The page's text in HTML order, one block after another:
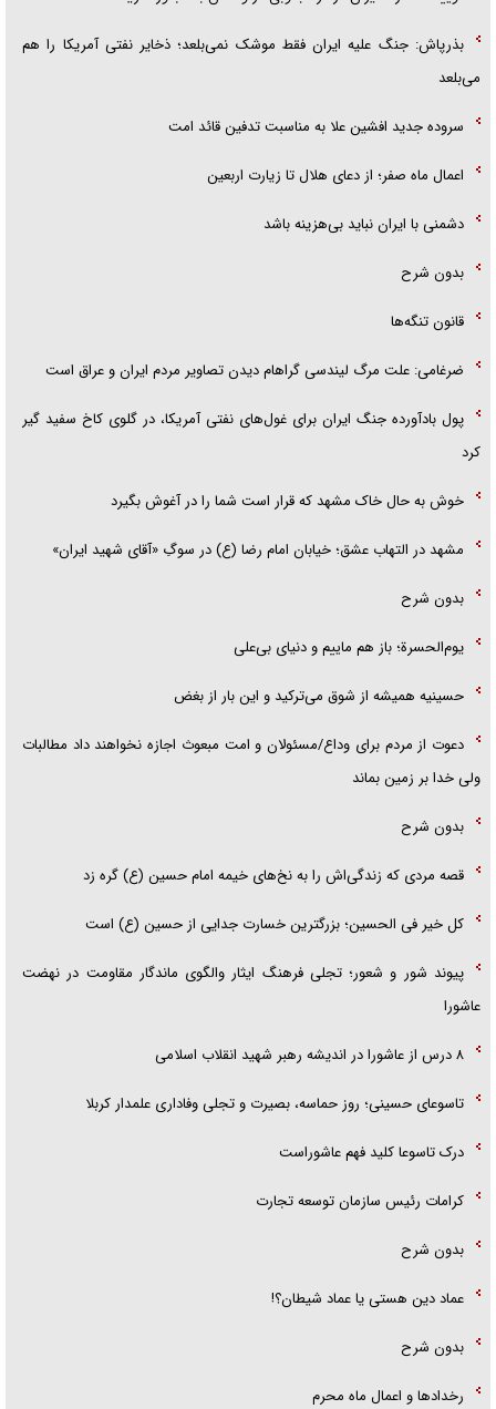
بذرپاش: ‏جنگ علیه ایران فقط موشک نمی‌بلعد؛ ذخایر نفتی آمریکا را هم
می‌بلعد
سروده جدید افشین علا به مناسبت تدفین قائد امت
اعمال ماه صفر؛ از دعای هلال تا زیارت اربعین
دشمنی با ایران نباید بی‌هزینه باشد
بدون شرح
قانون تنگه‌ها
ضرغامی: علت مرگ لیندسی گراهام دیدن تصاویر مردم ایران و عراق است
پول بادآورده جنگ ایران برای غول‌های نفتی آمریکا، در گلوی کاخ سفید گیر
کرد
خوش به حال خاک مشهد که قرار است شما را در آغوش بگیرد
مشهد در التهاب عشق؛ خیابان امام رضا (ع) در سوگِ «آقای شهید ایران»
بدون شرح
یوم‌الحسرة؛ باز هم ماییم و دنیای بی‌علی
حسینیه همیشه از شوق می‌ترکید و این بار از بغض
دعوت از مردم برای وداع/مسئولان و امت مبعوث اجازه نخواهند داد مطالبات
ولی خدا بر زمین بماند
بدون شرح
قصه مردی که زندگی‌اش را به نخ‌های خیمه امام حسین (ع) گره زد
کل خیر فی الحسین؛ بزرگترین خسارت جدایی از حسین (ع) است
پیوند شور و شعور؛ تجلی فرهنگ ایثار والگوی ماندگار مقاومت در نهضت
عاشورا
۸ درس از عاشورا در اندیشه رهبر شهید انقلاب اسلامی
تاسوعای حسینی؛ روز حماسه، بصیرت و تجلی وفاداری علمدار کربلا
درک تاسوعا کلید فهم عاشوراست
کرامات رئیس سازمان توسعه تجارت
بدون شرح
عماد دین هستی یا عماد شیطان؟!
بدون شرح
رخداد‌ها و اعمال ماه محرم